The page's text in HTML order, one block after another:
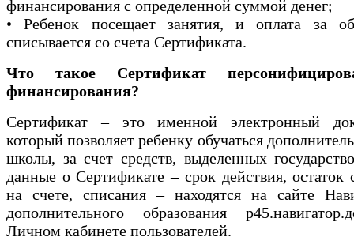
финансирования с определенной суммой денег;
• Ребенок посещает занятия, и оплата за
списывается со счета Сертификата.
Что такое Сертификат
финансирования?
Сертификат – это именной электронный
который позволяет ребенку обучаться
школы, за счет средств, выделенных
данные о Сертификате – срок действия, остаток
на счете, списания – находятся на сайте
дополнительного образования
Личном кабинете пользователей.